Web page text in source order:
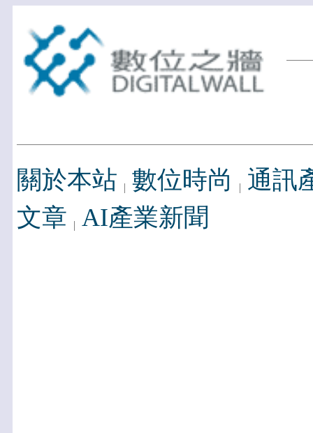
關於本站 數位時尚
通訊
文章 AI產業新聞